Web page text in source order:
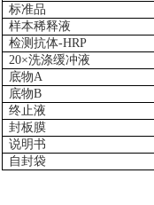
标准品
样本稀释液
检测抗体-HRP
20×洗涤缓冲液
底物A
底物B
终止液
封板膜
说明书
自封袋